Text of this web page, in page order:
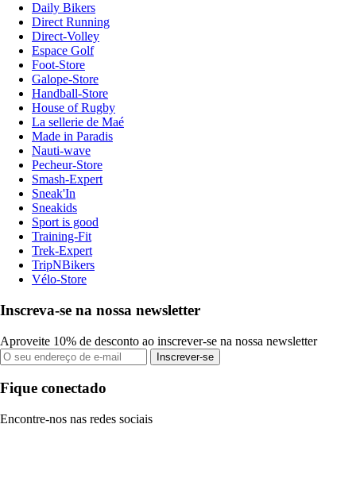
Daily Bikers
Direct Running
Direct-Volley
Espace Golf
Foot-Store
Galope-Store
Handball-Store
House of Rugby
La sellerie de Maé
Made in Paradis
Nauti-wave
Pecheur-Store
Smash-Expert
Sneak'In
Sneakids
Sport is good
Training-Fit
Trek-Expert
TripNBikers
Vélo-Store
Inscreva-se na nossa newsletter
Aproveite 10% de desconto ao inscrever-se na nossa newsletter
Inscrever-se
Fique conectado
Encontre-nos nas redes sociais